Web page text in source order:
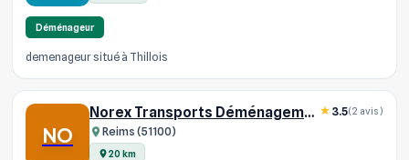
Déménageur
demenageur situé à Thillois
NO
Norex Transports Déménagements
Reims (51100)
20 km
3.5(2 avis)